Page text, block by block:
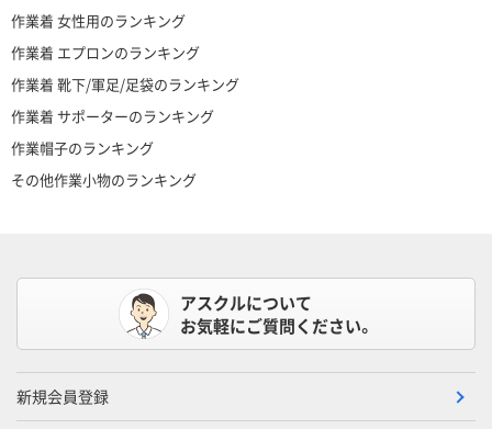
作業着 女性用のランキング
作業着 エプロンのランキング
作業着 靴下/軍足/足袋のランキング
作業着 サポーターのランキング
作業帽子のランキング
その他作業小物のランキング
アスクルについて
お気軽にご質問ください。
新規会員登録